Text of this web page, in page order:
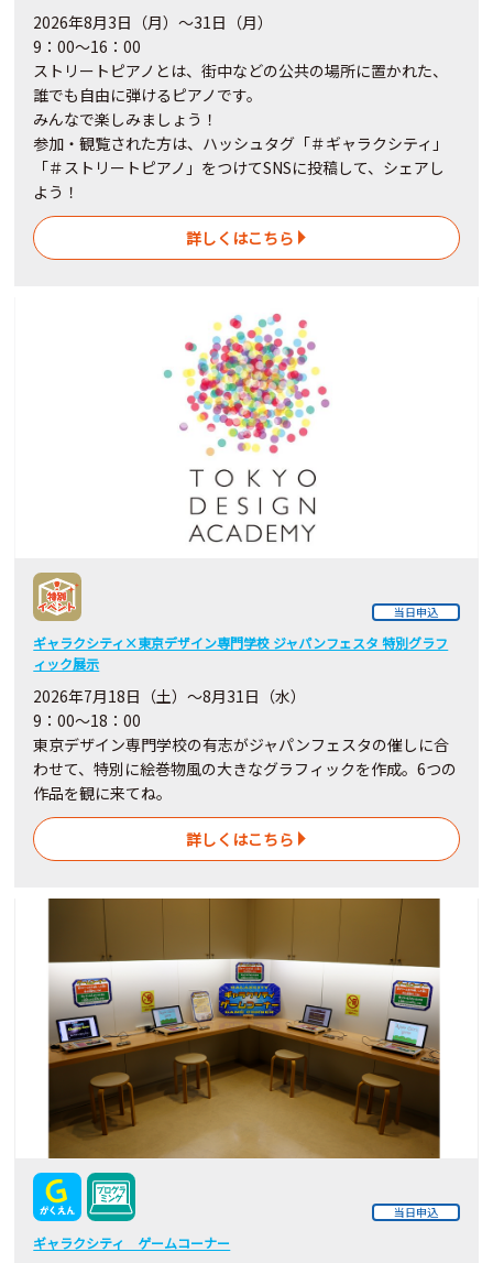
2026年8月3日（月）～31日（月）
9：00～16：00
ストリートピアノとは、街中などの公共の場所に置かれた、
誰でも自由に弾けるピアノです。
みんなで楽しみましょう！
参加・観覧された方は、ハッシュタグ「＃ギャラクシティ」
「＃ストリートピアノ」をつけてSNSに投稿して、シェアし
よう！
詳しくはこちら
当日申込
ギャラクシティ×東京デザイン専門学校 ジャパンフェスタ 特別グラフ
ィック展示
2026年7月18日（土）～8月31日（水）
9：00～18：00
東京デザイン専門学校の有志がジャパンフェスタの催しに合
わせて、特別に絵巻物風の大きなグラフィックを作成。6つの
作品を観に来てね。
詳しくはこちら
当日申込
ギャラクシティ ゲームコーナー